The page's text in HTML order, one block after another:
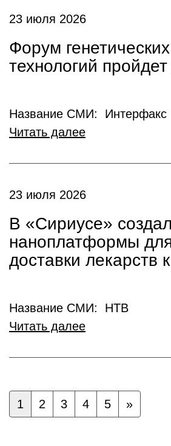
23 июля 2026
Форум генетических
технологий
Название СМИ: Интерфакс
Читать далее
23 июля 2026
В «Сириусе»
наноплатформы
доставки лекарств
Название СМИ: НТВ
Читать далее
1 2 3 4 5 »